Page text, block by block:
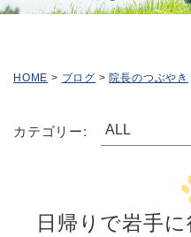
HOME > ブログ > 院長のつぶやき
カテゴリー:
日帰りで岩手